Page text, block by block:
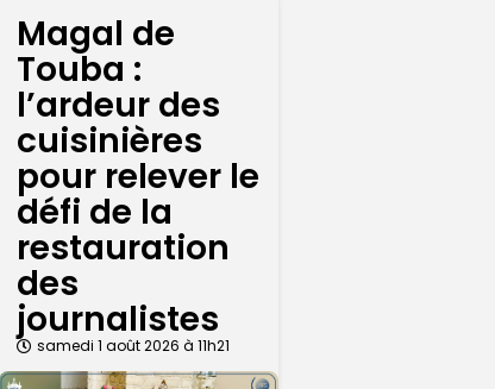
Magal de
Touba :
l’ardeur des
cuisinières
pour relever le
défi de la
restauration
des
journalistes
samedi 1 août 2026 à 11h21